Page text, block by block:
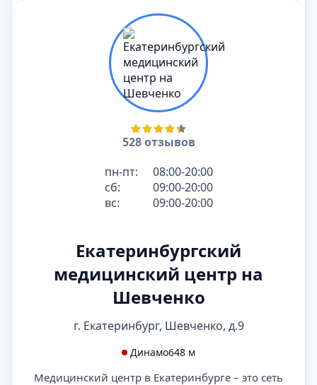
528 отзывов
пн-пт:
08:00-20:00
сб:
09:00-20:00
вс:
09:00-20:00
Екатеринбургский
медицинский центр на
Шевченко
г. Екатеринбург, Шевченко, д.9
Динамо648 м
Медицинский центр в Екатеринбурге – это сеть